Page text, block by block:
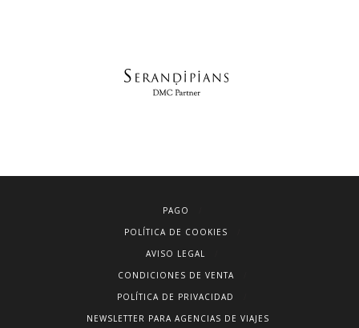
PAGO
POLÍTICA DE COOKIES
AVISO LEGAL
CONDICIONES DE VENTA
POLÍTICA DE PRIVACIDAD
NEWSLETTER PARA AGENCIAS DE VIAJES